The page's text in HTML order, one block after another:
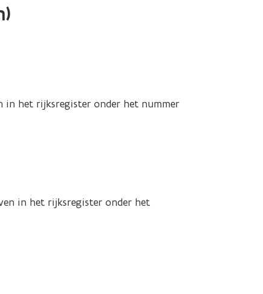
in het rijksregister onder het nummer
in het rijksregister onder het